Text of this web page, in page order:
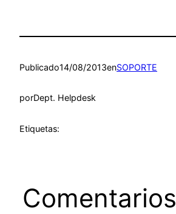
Publicado14/08/2013enSOPORTE
porDept. Helpdesk
Etiquetas:
Comentarios